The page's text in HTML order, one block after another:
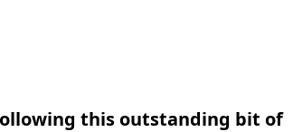
this outstanding bit of